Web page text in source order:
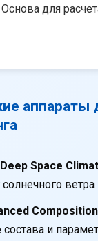
для
аппараты
Space
ветра
и